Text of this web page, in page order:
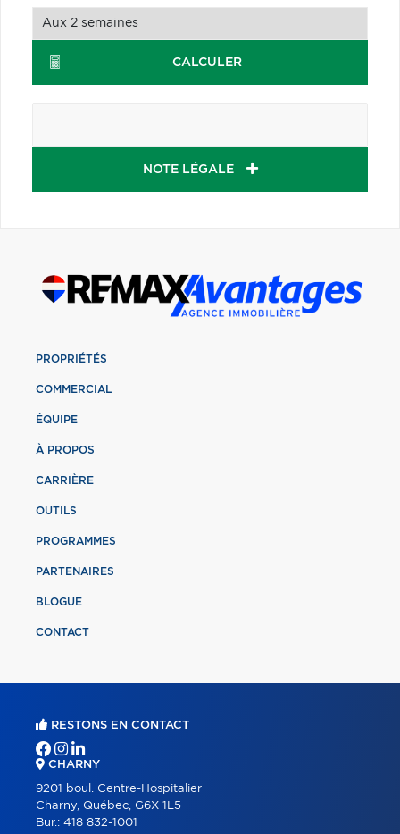
CALCULER
NOTE LÉGALE
PROPRIÉTÉS
COMMERCIAL
ÉQUIPE
À PROPOS
CARRIÈRE
OUTILS
PROGRAMMES
PARTENAIRES
BLOGUE
CONTACT
RESTONS EN CONTACT
CHARNY
9201 boul. Centre-Hospitalier
Charny, Québec, G6X 1L5
Bur.: 418 832-1001